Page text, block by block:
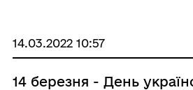
14.03.2022 10:57
14 березня - День